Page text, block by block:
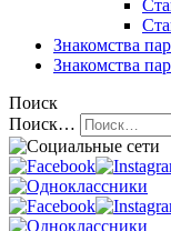
Знакомства
Знакомства
Поиск
Поиск…